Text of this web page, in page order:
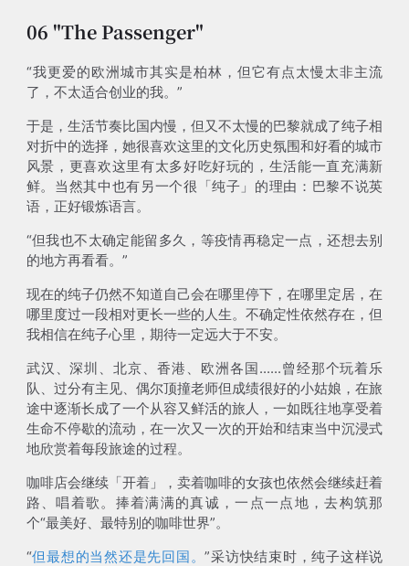
06 "The Passenger"
“我更爱的欧洲城市其实是柏林，但它有点太慢太非主流
了，不太适合创业的我。”
于是，生活节奏比国内慢，但又不太慢的巴黎就成了纯子相
对折中的选择，她很喜欢这里的文化历史氛围和好看的城市
风景，更喜欢这里有太多好吃好玩的，生活能一直充满新
鲜。当然其中也有另一个很「纯子」的理由：巴黎不说英
语，正好锻炼语言。
“但我也不太确定能留多久，等疫情再稳定一点，还想去别
的地方再看看。”
现在的纯子仍然不知道自己会在哪里停下，在哪里定居，在
哪里度过一段相对更长一些的人生。不确定性依然存在，但
我相信在纯子心里，期待一定远大于不安。
武汉、深圳、北京、香港、欧洲各国......曾经那个玩着乐
队、过分有主见、偶尔顶撞老师但成绩很好的小姑娘，在旅
途中逐渐长成了一个从容又鲜活的旅人，一如既往地享受着
生命不停歇的流动，在一次又一次的开始和结束当中沉浸式
地欣赏着每段旅途的过程。
咖啡店会继续「开着」，卖着咖啡的女孩也依然会继续赶着
路、唱着歌。捧着满满的真诚，一点一点地，去构筑那
个“最美好、最特别的咖啡世界”。
“但最想的当然还是先回国。”采访快结束时，纯子这样说